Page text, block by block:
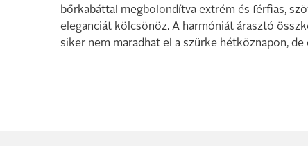
bőrkabáttal megbolondítva extrém és férfias,
eleganciát kölcsönöz. A harmóniát árasztó
siker nem maradhat el a szürke hétköznapon,